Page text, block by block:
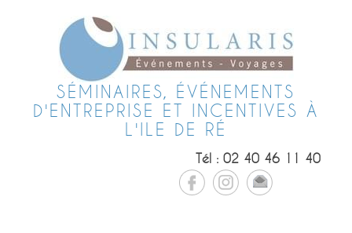
SÉMINAIRES, ÉVÉNEMENTS
D'ENTREPRISE ET INCENTIVES À
L'ILE DE RÉ
Tél : 02 40 46 11 40